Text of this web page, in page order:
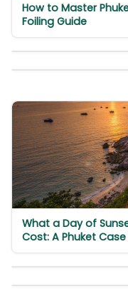
How to Master
Foiling Guide
What a Day of
Cost: A Phuket